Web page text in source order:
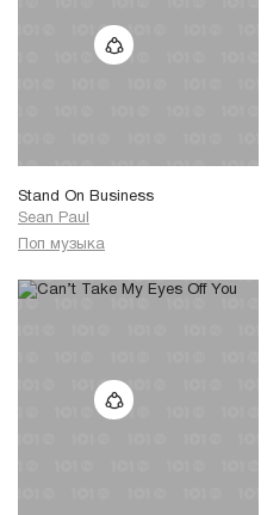
Stand On Business
Sean Paul
Поп музыка